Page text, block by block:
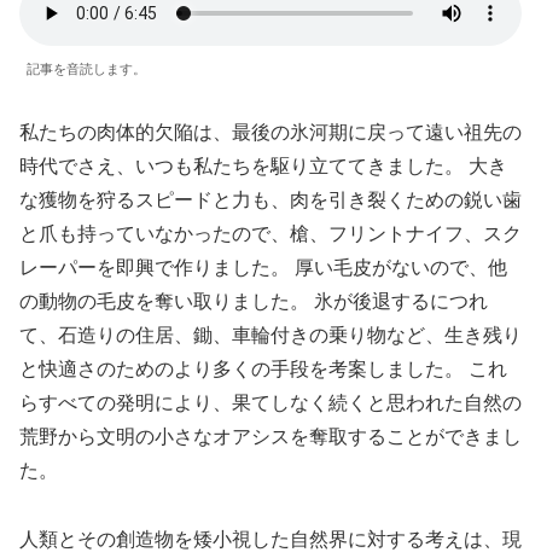
記事を音読します。
私たちの肉体的欠陥は、最後の氷河期に戻って遠い祖先の
時代でさえ、いつも私たちを駆り立ててきました。 大き
な獲物を狩るスピードと力も、肉を引き裂くための鋭い歯
と爪も持っていなかったので、槍、フリントナイフ、スク
レーパーを即興で作りました。 厚い毛皮がないので、他
の動物の毛皮を奪い取りました。 氷が後退するにつれ
て、石造りの住居、鋤、車輪付きの乗り物など、生き残り
と快適さのためのより多くの手段を考案しました。 これ
らすべての発明により、果てしなく続くと思われた自然の
荒野から文明の小さなオアシスを奪取することができまし
た。
人類とその創造物を矮小視した自然界に対する考えは、現